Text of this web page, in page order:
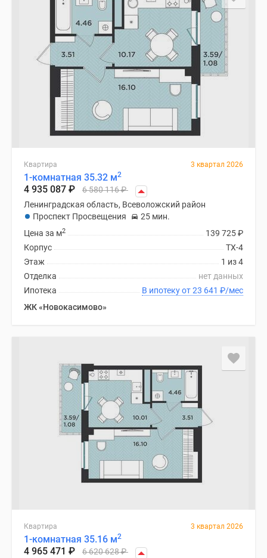
Квартира 3 квартал 2026
1-комнатная 35.32 м2
4 935 087 ₽ 6 580 116₽
Ленинградская область, Всеволожский район
Проспект Просвещения
25 мин.
139 725₽
Цена за м2
ТХ-4
Корпус
1 из 4
Этаж
нет данных
Отделка
В ипотеку от 23 641 ₽/мес
Ипотека
ЖК «Новокасимово»
Квартира 3 квартал 2026
1-комнатная 35.16 м2
4 965 471 ₽ 6 620 628₽